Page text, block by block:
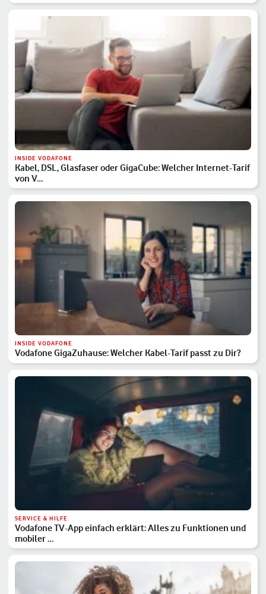
INSIDE VODAFONE
Kabel, DSL, Glasfaser oder GigaCube: Welcher Internet-Tarif
von V…
INSIDE VODAFONE
Vodafone GigaZuhause: Welcher Kabel-Tarif passt zu Dir?
SERVICE & HILFE
Vodafone TV-App einfach erklärt: Alles zu Funktionen und
mobiler …